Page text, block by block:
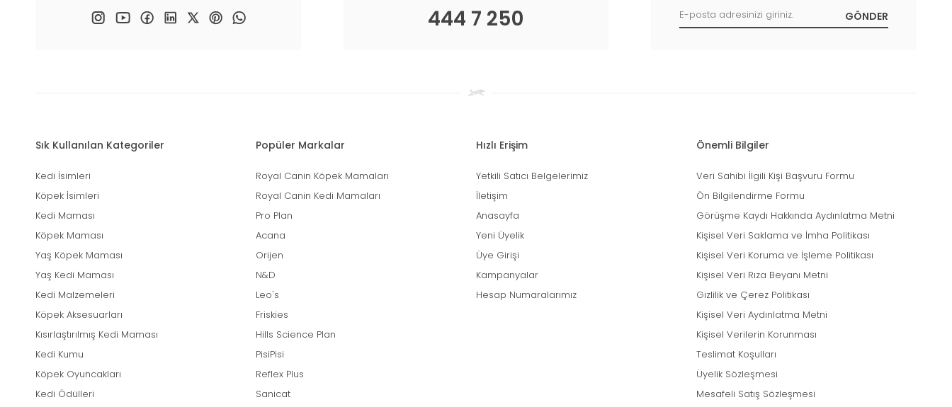
444 7 250
Sık Kullanılan Kategoriler
Kedi İsimleri
Köpek İsimleri
Kedi Maması
Köpek Maması
Yaş Köpek Maması
Yaş Kedi Maması
Kedi Malzemeleri
Köpek Aksesuarları
Kısırlaştırılmış Kedi Maması
Kedi Kumu
Köpek Oyuncakları
Kedi Ödülleri
Popüler Markalar
Royal Canin Köpek Mamaları
Royal Canin Kedi Mamaları
Pro Plan
Acana
Orijen
N&D
Leo's
Friskies
Hills Science Plan
PisiPisi
Reflex Plus
Sanicat
Hızlı Erişim
Yetkili Satıcı Belgelerimiz
İletişim
Anasayfa
Yeni Üyelik
Üye Girişi
Kampanyalar
Hesap Numaralarımız
Önemli Bilgiler
Veri Sahibi İlgili Kişi Başvuru Formu
Ön Bilgilendirme Formu
Görüşme Kaydı Hakkında Aydınlatma Metni
Kişisel Veri Saklama ve İmha Politikası
Kişisel Veri Koruma ve İşleme Politikası
Kişisel Veri Rıza Beyanı Metni
Gizlilik ve Çerez Politikası
Kişisel Veri Aydınlatma Metni
Kişisel Verilerin Korunması
Teslimat Koşulları
Üyelik Sözleşmesi
Mesafeli Satış Sözleşmesi